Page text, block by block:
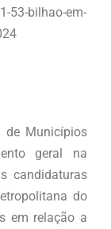
53-bilhao-em-
de Municípios
geral na
candidaturas
do
em relação a